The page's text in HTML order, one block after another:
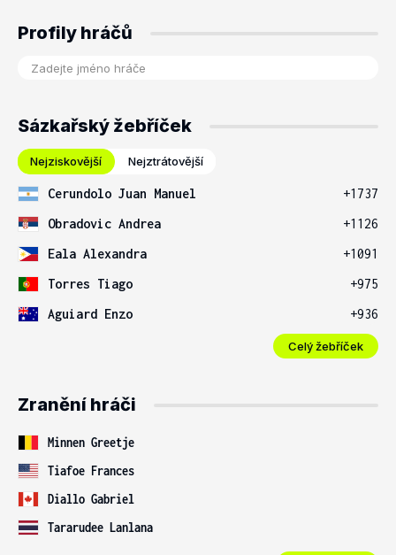
Profily hráčů
Sázkařský žebříček
Nejziskovější Nejztrátovější
Cerundolo Juan Manuel
+1737
Obradovic Andrea
+1126
Eala Alexandra
+1091
Torres Tiago
+975
Aguiard Enzo
+936
Celý žebříček
Zranění hráči
Minnen Greetje
Tiafoe Frances
Diallo Gabriel
Tararudee Lanlana